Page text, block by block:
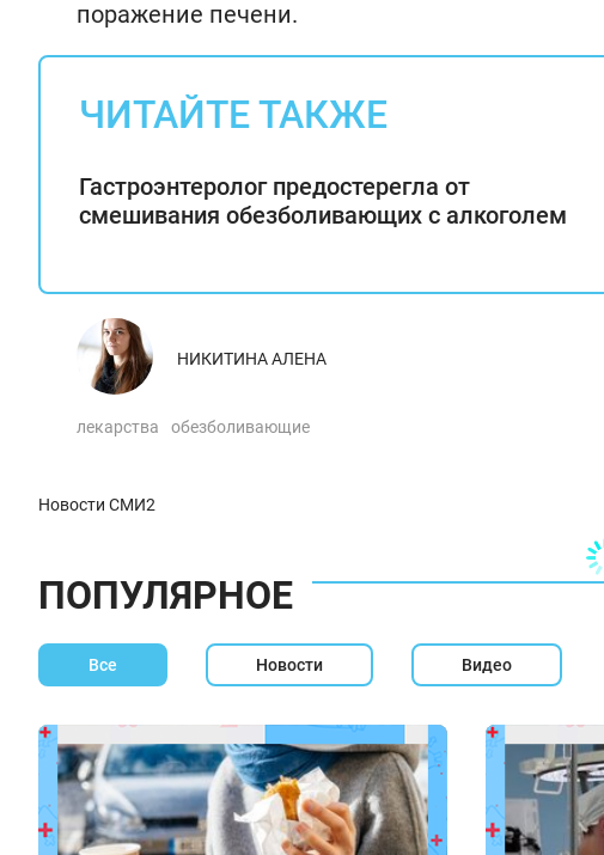
поражение печени.
ЧИТАЙТЕ ТАКЖЕ
Гастроэнтеролог предостерегла от
смешивания обезболивающих с алкоголем
НИКИТИНА АЛЕНА
лекарства обезболивающие
Новости СМИ2
ПОПУЛЯРНОЕ
Все Новости Видео